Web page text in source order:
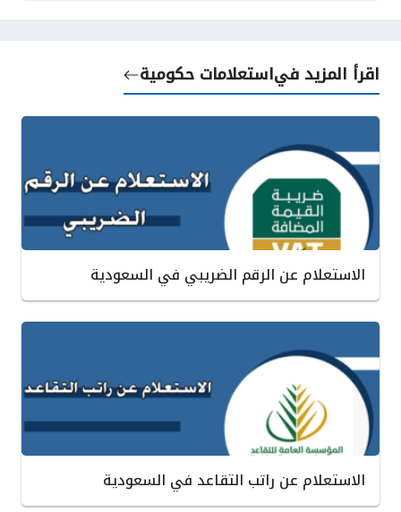
اقرأ المزيد فياستعلامات حكومية
الاستعلام عن الرقم الضريبي في السعودية
الاستعلام عن راتب التقاعد في السعودية